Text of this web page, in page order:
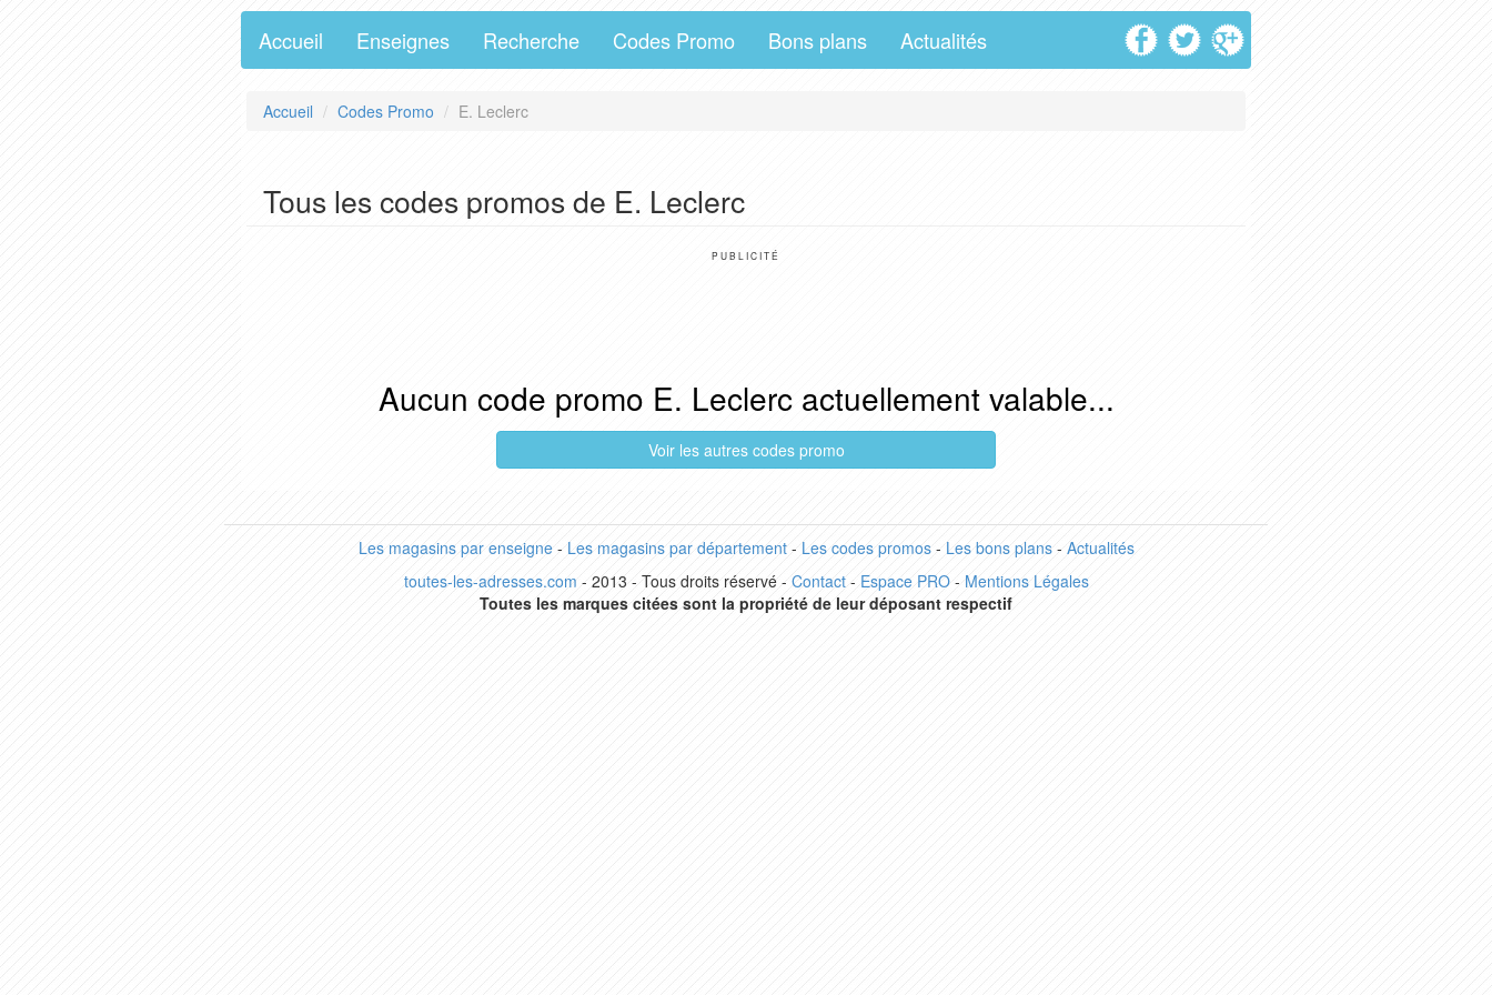
Accueil Enseignes Recherche Codes Promo Bons plans Actualités
Accueil Codes Promo E. Leclerc
Tous les codes promos de E. Leclerc
PUBLICITÉ
Aucun code promo E. Leclerc actuellement valable...
Voir les autres codes promo
Les magasins par enseigne- Les magasins par département- Les codes promos- Les bons plans- Actualités
toutes-les-adresses.com - 2013 - Tous droits réservé - Contact- Espace PRO- Mentions Légales
Toutes les marques citées sont la propriété de leur déposant respectif